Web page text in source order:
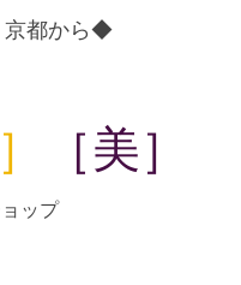
京都から◆
［美］
ップ